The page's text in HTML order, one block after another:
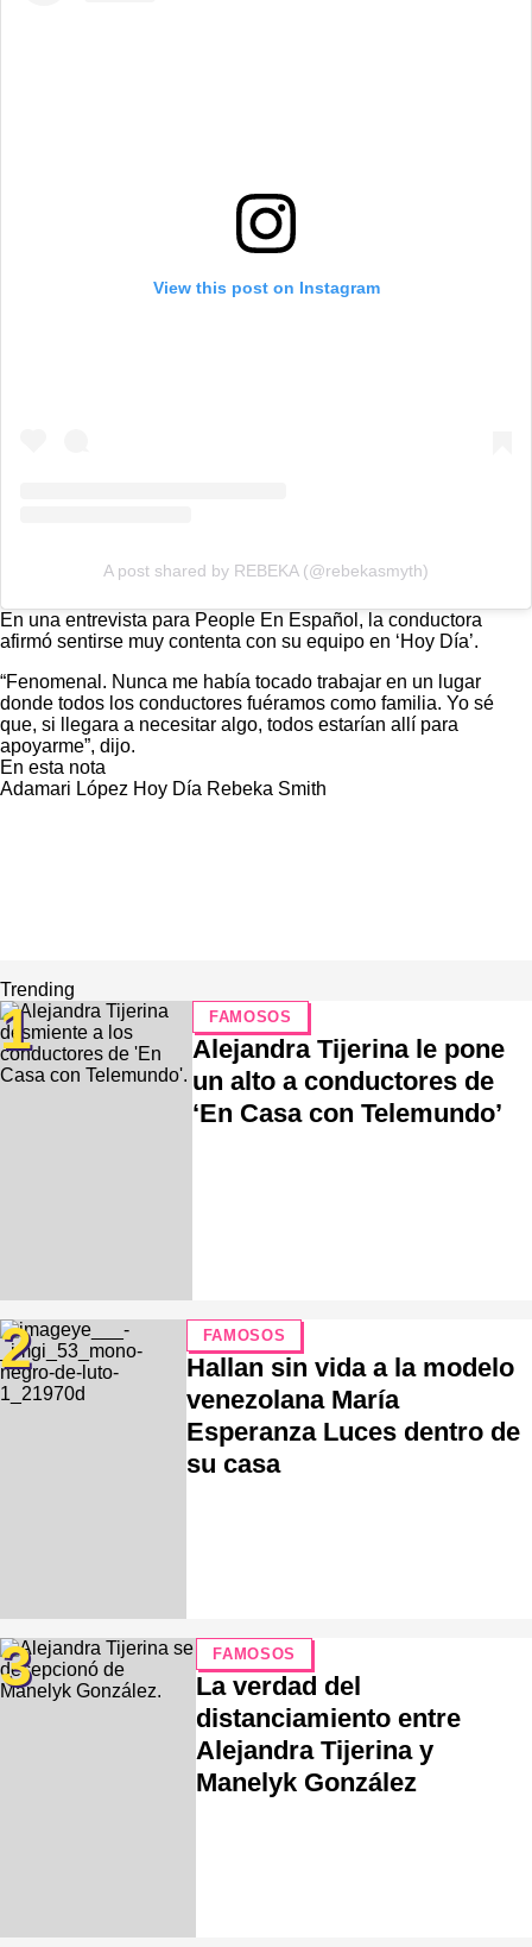
View this post on Instagram
A post shared by REBEKA (@rebekasmyth)
En una entrevista para People En Español, la conductora
afirmó sentirse muy contenta con su equipo en ‘Hoy Día’.
“Fenomenal. Nunca me había tocado trabajar en un lugar
donde todos los conductores fuéramos como familia. Yo sé
que, si llegara a necesitar algo, todos estarían allí para
apoyarme”, dijo.
En esta nota
Adamari López Hoy Día Rebeka Smith
Trending
1 FAMOSOS
Alejandra Tijerina le pone
un alto a conductores de
‘En Casa con Telemundo’
2 FAMOSOS
Hallan sin vida a la modelo
venezolana María
Esperanza Luces dentro de
su casa
3 FAMOSOS
La verdad del
distanciamiento entre
Alejandra Tijerina y
Manelyk González